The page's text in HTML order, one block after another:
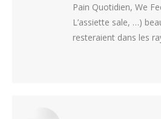
Pain Quotidien, We
L’assiette sale, …)
resteraient dans les